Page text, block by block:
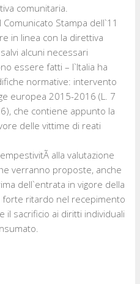
comunitaria.
Stampa dell`11
in linea con la direttiva
alcuni necessari
essere fatti – l`Italia ha
normative: intervento
europea 2015-2016 (L. 7
che contiene appunto la
delle vittime di reati
alla valutazione
verranno proposte, anche
dell`entrata in vigore della
forte ritardo nel recepimento
sacrificio ai diritti individuali